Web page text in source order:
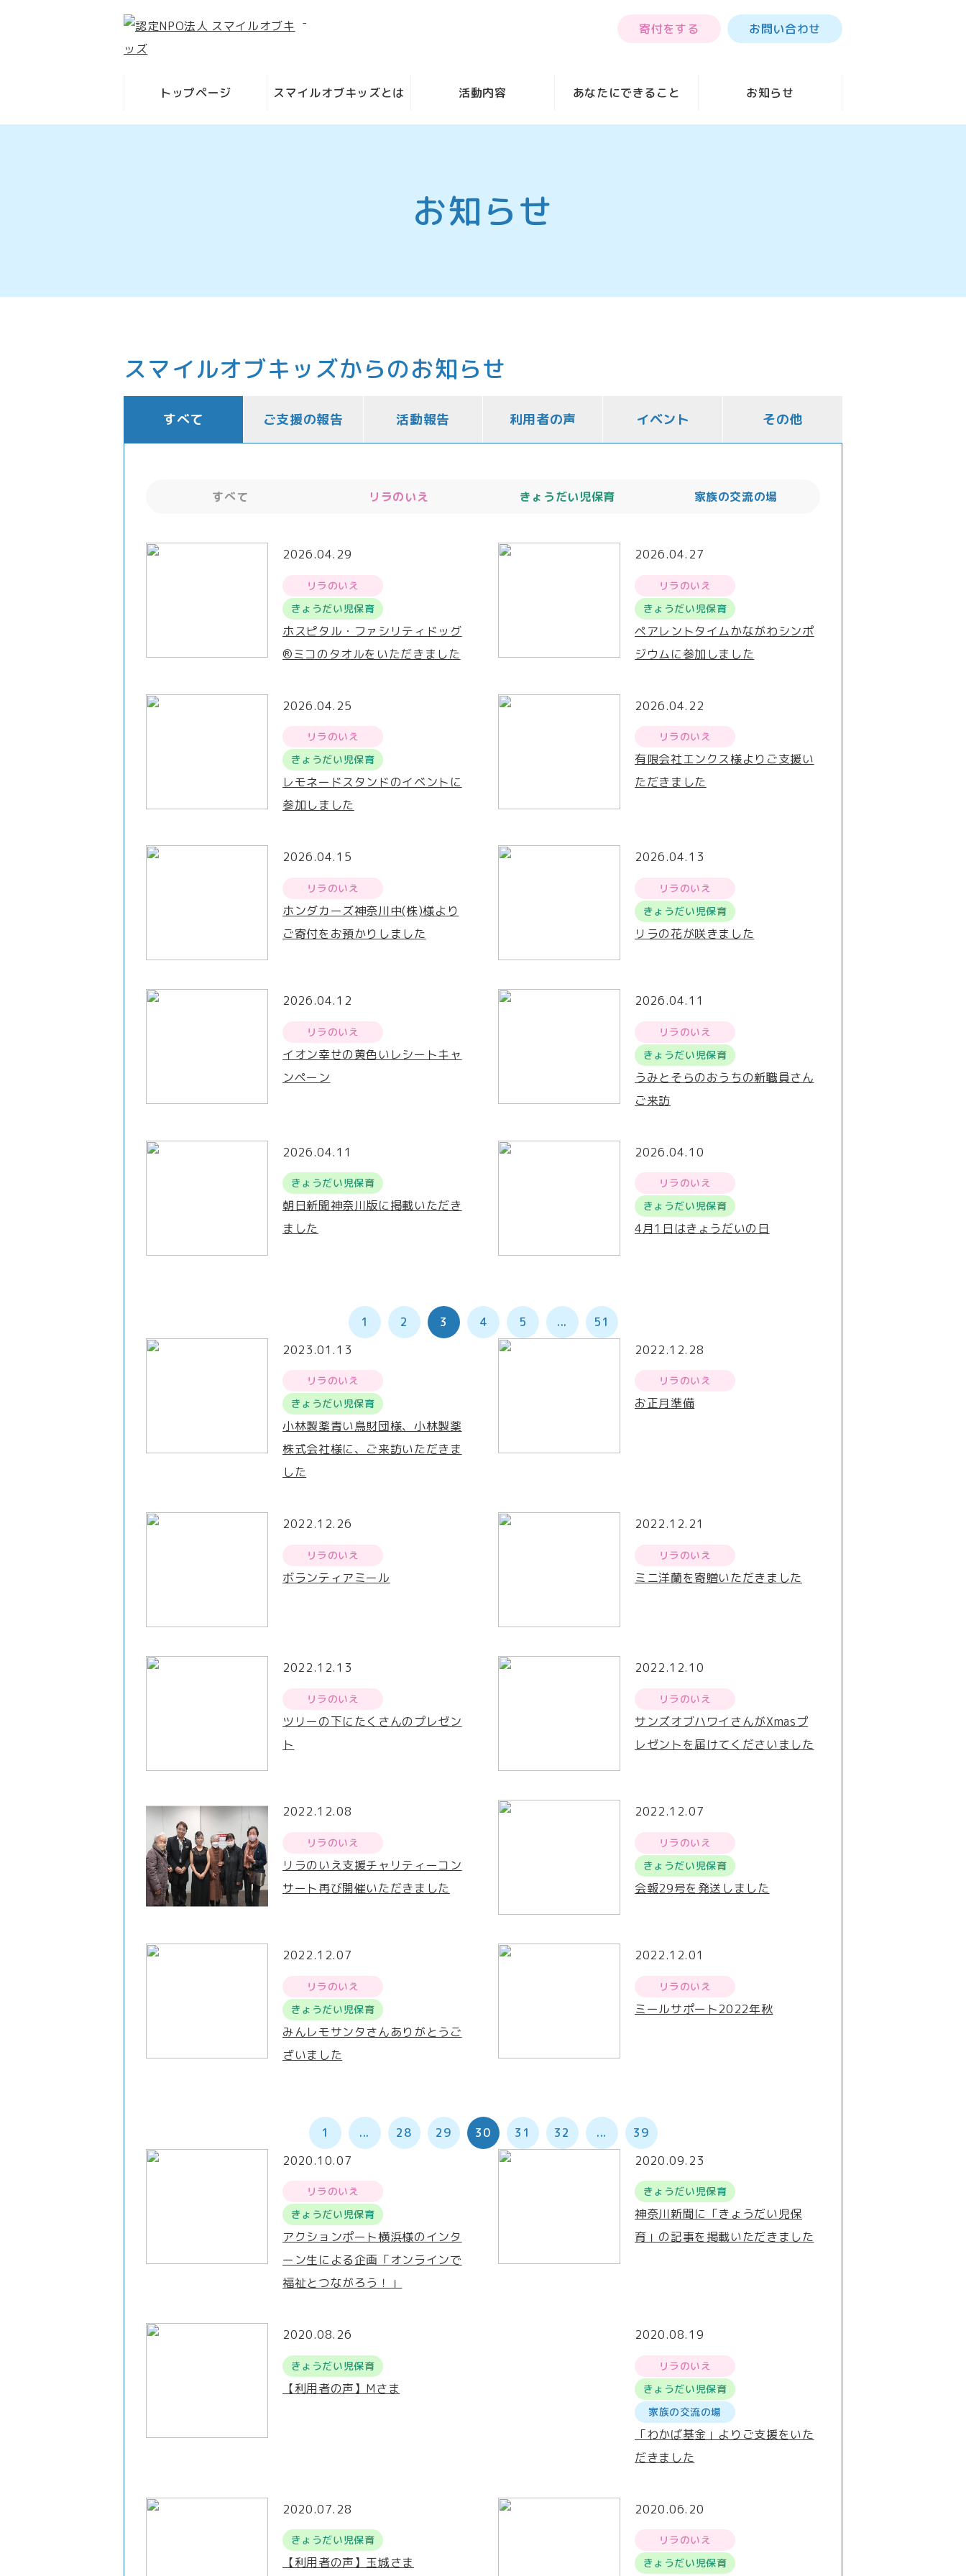
- 寄付をする お問い合わせ
トップページ スマイルオブキッズとは 活動内容 あなたにできること お知らせ
お知らせ
スマイルオブキッズからのお知らせ
すべて ご支援の報告 活動報告 利用者の声 イベント その他
すべて リラのいえ きょうだい児保育 家族の交流の場
2026.04.29
リラのいえ
きょうだい児保育
ホスピタル・ファシリティドッグ
®ミコのタオルをいただきました
2026.04.27
リラのいえ
きょうだい児保育
ペアレントタイムかながわシンポ
ジウムに参加しました
2026.04.25
リラのいえ
きょうだい児保育
レモネードスタンドのイベントに
参加しました
2026.04.22
リラのいえ
有限会社エンクス様よりご支援い
ただきました
2026.04.15
リラのいえ
ホンダカーズ神奈川中(株)様より
ご寄付をお預かりしました
2026.04.13
リラのいえ
きょうだい児保育
リラの花が咲きました
2026.04.12
リラのいえ
イオン幸せの黄色いレシートキャ
ンペーン
2026.04.11
リラのいえ
きょうだい児保育
うみとそらのおうちの新職員さん
ご来訪
2026.04.11
きょうだい児保育
朝日新聞神奈川版に掲載いただき
ました
2026.04.10
リラのいえ
きょうだい児保育
4月1日はきょうだいの日
1 2 3 4 5 ...
51
2023.01.13
リラのいえ
きょうだい児保育
小林製薬青い鳥財団様、小林製薬
株式会社様に、ご来訪いただきま
した
2022.12.28
リラのいえ
お正月準備
2022.12.26
リラのいえ
ボランティアミール
2022.12.21
リラのいえ
ミニ洋蘭を寄贈いただきました
2022.12.13
リラのいえ
ツリーの下にたくさんのプレゼン
ト
2022.12.10
リラのいえ
サンズオブハワイさんがXmasプ
レゼントを届けてくださいました
2022.12.08
リラのいえ
リラのいえ支援チャリティーコン
サート再び開催いただきました
2022.12.07
リラのいえ
きょうだい児保育
会報29号を発送しました
2022.12.07
リラのいえ
きょうだい児保育
みんレモサンタさんありがとうご
ざいました
2022.12.01
リラのいえ
ミールサポート2022年秋
1 ... 28 29 30 31 32 ...
39
2020.10.07
リラのいえ
きょうだい児保育
アクションポート横浜様のインタ
ーン生による企画「オンラインで
福祉とつながろう！」
2020.09.23
きょうだい児保育
神奈川新聞に「きょうだい児保
育」の記事を掲載いただきました
2020.08.26
きょうだい児保育
【利用者の声】Mさま
2020.08.19
リラのいえ
きょうだい児保育
家族の交流の場
「わかば基金」よりご支援をいた
だきました
2020.07.28
きょうだい児保育
【利用者の声】玉城さま
2020.06.20
リラのいえ
きょうだい児保育